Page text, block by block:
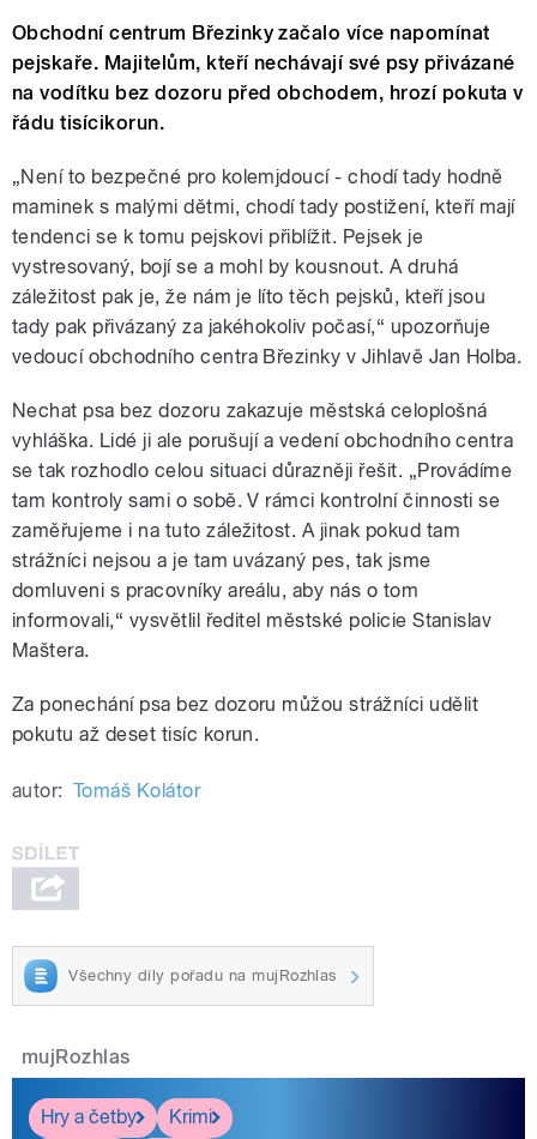
Obchodní centrum Březinky začalo více napomínat
pejskaře. Majitelům, kteří nechávají své psy přivázané
na vodítku bez dozoru před obchodem, hrozí pokuta v
řádu tisícikorun.
„Není to bezpečné pro kolemjdoucí - chodí tady hodně
maminek s malými dětmi, chodí tady postižení, kteří mají
tendenci se k tomu pejskovi přiblížit. Pejsek je
vystresovaný, bojí se a mohl by kousnout. A druhá
záležitost pak je, že nám je líto těch pejsků, kteří jsou
tady pak přivázaný za jakéhokoliv počasí,“ upozorňuje
vedoucí obchodního centra Březinky v Jihlavě Jan Holba.
Nechat psa bez dozoru zakazuje městská celoplošná
vyhláška. Lidé ji ale porušují a vedení obchodního centra
se tak rozhodlo celou situaci důrazněji řešit. „Provádíme
tam kontroly sami o sobě. V rámci kontrolní činnosti se
zaměřujeme i na tuto záležitost. A jinak pokud tam
strážníci nejsou a je tam uvázaný pes, tak jsme
domluveni s pracovníky areálu, aby nás o tom
informovali,“ vysvětlil ředitel městské policie Stanislav
Maštera.
Za ponechání psa bez dozoru můžou strážníci udělit
pokutu až deset tisíc korun.
autor: Tomáš Kolátor
Všechny díly pořadu na mujRozhlas
mujRozhlas
Hry a četby Krimi